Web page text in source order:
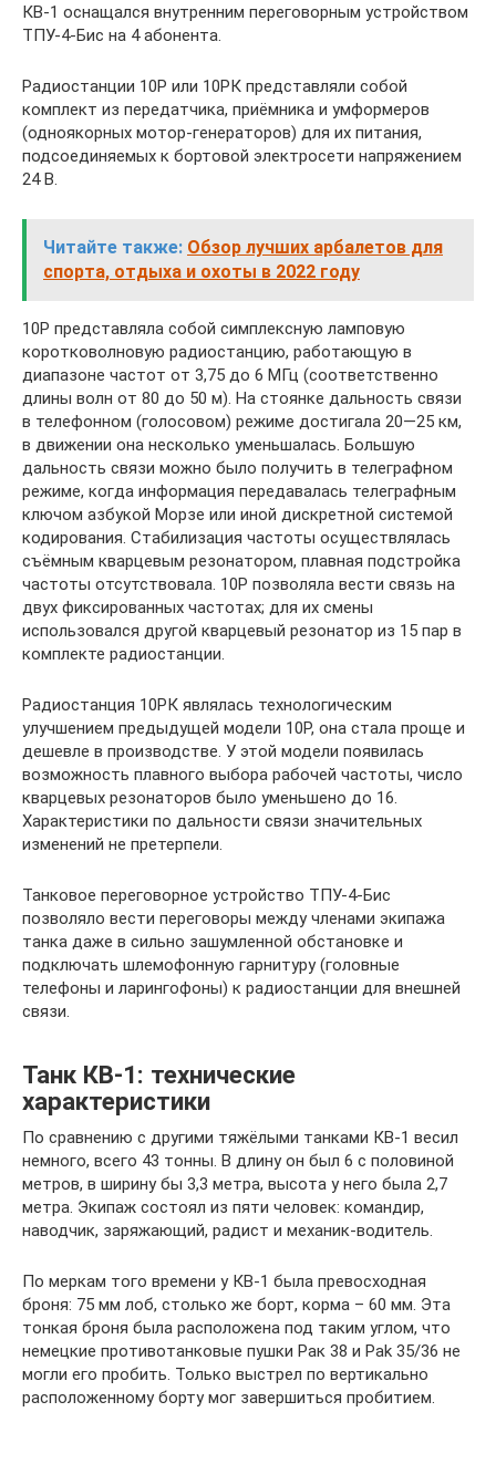
КВ-1 оснащался внутренним переговорным устройством
ТПУ-4-Бис на 4 абонента.
Радиостанции 10Р или 10РК представляли собой
комплект из передатчика, приёмника и умформеров
(одноякорных мотор-генераторов) для их питания,
подсоединяемых к бортовой электросети напряжением
24 В.
Читайте также: Обзор лучших арбалетов для
спорта, отдыха и охоты в 2022 году
10Р представляла собой симплексную ламповую
коротковолновую радиостанцию, работающую в
диапазоне частот от 3,75 до 6 МГц (соответственно
длины волн от 80 до 50 м). На стоянке дальность связи
в телефонном (голосовом) режиме достигала 20—25 км,
в движении она несколько уменьшалась. Большую
дальность связи можно было получить в телеграфном
режиме, когда информация передавалась телеграфным
ключом азбукой Морзе или иной дискретной системой
кодирования. Стабилизация частоты осуществлялась
съёмным кварцевым резонатором, плавная подстройка
частоты отсутствовала. 10Р позволяла вести связь на
двух фиксированных частотах; для их смены
использовался другой кварцевый резонатор из 15 пар в
комплекте радиостанции.
Радиостанция 10РК являлась технологическим
улучшением предыдущей модели 10Р, она стала проще и
дешевле в производстве. У этой модели появилась
возможность плавного выбора рабочей частоты, число
кварцевых резонаторов было уменьшено до 16.
Характеристики по дальности связи значительных
изменений не претерпели.
Танковое переговорное устройство ТПУ-4-Бис
позволяло вести переговоры между членами экипажа
танка даже в сильно зашумленной обстановке и
подключать шлемофонную гарнитуру (головные
телефоны и ларингофоны) к радиостанции для внешней
связи.
Танк КВ-1: технические
характеристики
По сравнению с другими тяжёлыми танками КВ-1 весил
немного, всего 43 тонны. В длину он был 6 с половиной
метров, в ширину бы 3,3 метра, высота у него была 2,7
метра. Экипаж состоял из пяти человек: командир,
наводчик, заряжающий, радист и механик-водитель.
По меркам того времени у КВ-1 была превосходная
броня: 75 мм лоб, столько же борт, корма – 60 мм. Эта
тонкая броня была расположена под таким углом, что
немецкие противотанковые пушки Рак 38 и Pak 35/36 не
могли его пробить. Только выстрел по вертикально
расположенному борту мог завершиться пробитием.